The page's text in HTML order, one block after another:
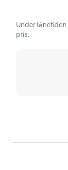
Under lånetiden
pris.